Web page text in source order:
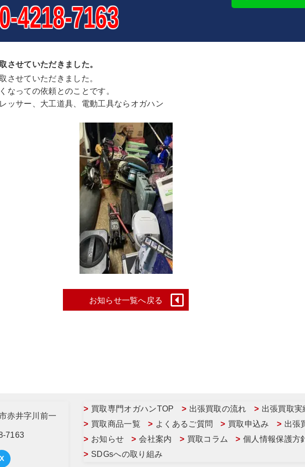
4218-7163
させていただきました。
させていただきました。
なっての依頼とのことです。
ッサー、大工道具、電動工具ならオガハン
お知らせ一覧へ戻る
赤井字川前一
7163
買取専門オガハンTOP 出張買取の流れ
出張買取実
買取商品一覧
よくあるご質問 買取申込み
出張
お知らせ
会社案内 買取コラム 個人情報保護方
SDGsへの取り組み